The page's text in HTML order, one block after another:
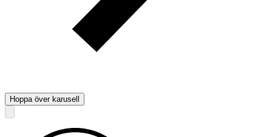
Hoppa över karusell